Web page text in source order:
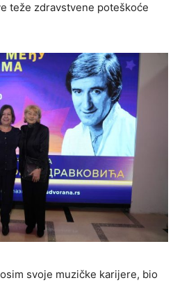
teže zdravstvene poteškoće
svoje muzičke karijere, bio